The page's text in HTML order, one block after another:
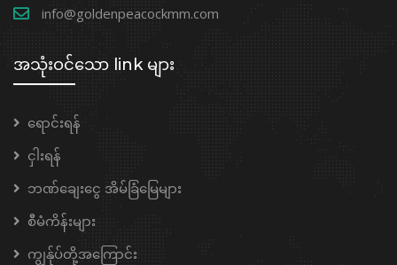
info@goldenpeacockmm.com
အသုံးဝင်သော link များ
ရောင်းရန်
ငှါးရန်
ဘဏ်ချေးငွေ အိမ်ခြံမြေများ
စီမံကိန်းများ
ကျွန်ုပ်တို့အကြောင်း